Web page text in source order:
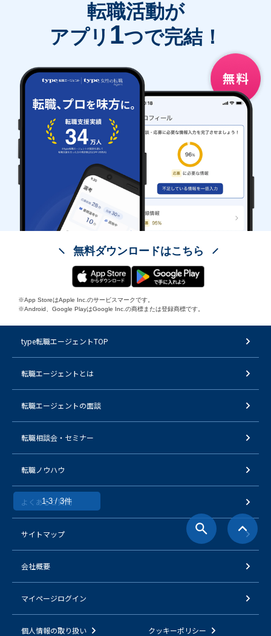
1-3 / 3件
転職活動が
アプリ 1つで完結！
無料ダウンロードはこちら
※App StoreはApple Inc.のサービスマークです。
※Android、Google PlayはGoogle Inc.の商標または登録商標です。
type転職エージェントTOP
転職エージェントとは
転職エージェントの面談
転職相談会・セミナー
転職ノウハウ
よくあるご質問
サイトマップ
会社概要
マイページログイン
個人情報の取り扱い クッキーポリシー